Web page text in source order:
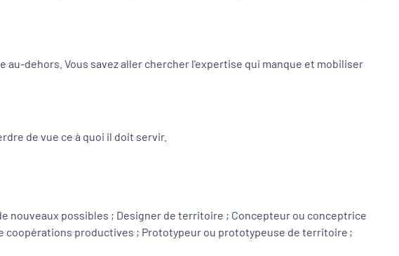
dehors. Vous savez aller chercher l'expertise qui manque et mobiliser
de vue ce à quoi il doit servir.
possibles ; Designer de territoire ; Concepteur ou conceptrice
coopérations productives ; Prototypeur ou prototypeuse de territoire ;